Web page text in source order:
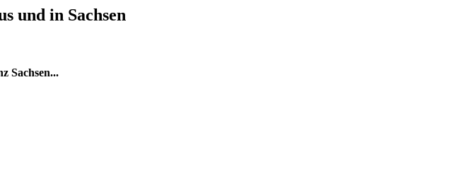
und in Sachsen
Sachsen...